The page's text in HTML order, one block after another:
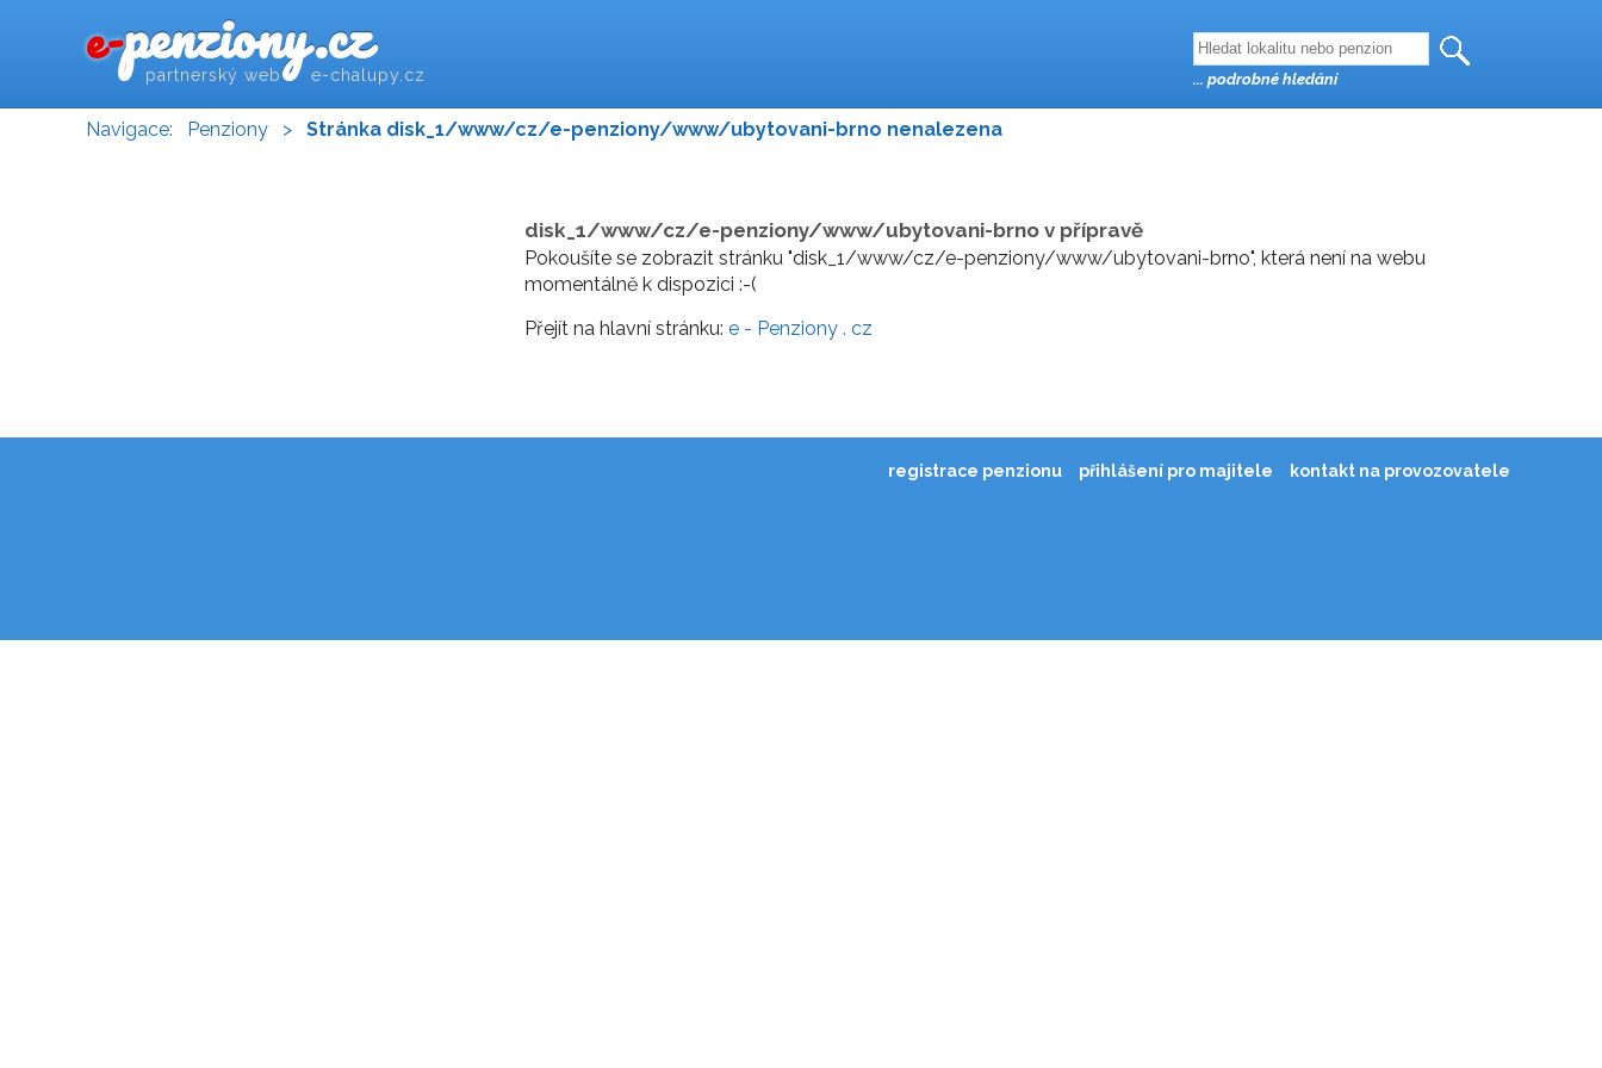
e-penziony.cz
partnerský web e-chalupy.cz
Navigace: Penziony > Stránka disk_1/www/cz/e-penziony/www/ubytovani-brno nenalezena
disk_1/www/cz/e-penziony/www/ubytovani-brno v přípravě
Pokoušíte se zobrazit stránku "disk_1/www/cz/e-penziony/www/ubytovani-brno", která není na webu
momentálně k dispozici :-(
Přejít na hlavní stránku: e - Penziony . cz
... podrobné hledání
registrace penzionu přihlášení pro majitele kontakt na provozovatele